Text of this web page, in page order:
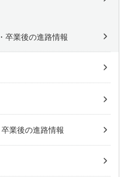
卒業後の進路情報
業後の進路情報